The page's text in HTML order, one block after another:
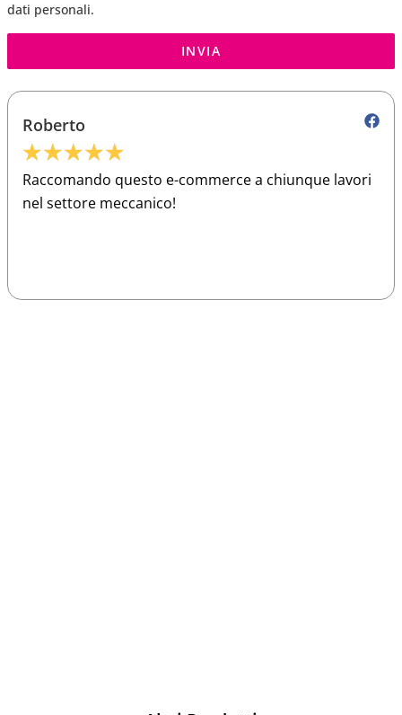
dati personali.
INVIA
Roberto
★★★★★
Raccomando questo e-commerce a chiunque lavori
nel settore meccanico!